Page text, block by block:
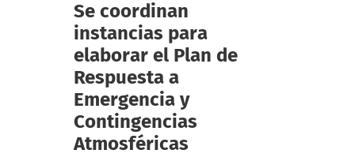
Se coordinan
instancias para
elaborar el Plan de
Respuesta a
Emergencia y
Contingencias
Atmosféricas